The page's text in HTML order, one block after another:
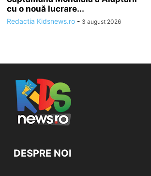
cu o nouă lucrare...
Redactia Kidsnews.ro - 3 august 2026
DESPRE NOI